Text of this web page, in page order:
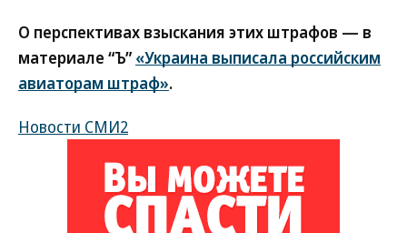
О перспективах взыскания этих штрафов — в
материале “Ъ” «Украина выписала российским
авиаторам штраф».
Новости СМИ2